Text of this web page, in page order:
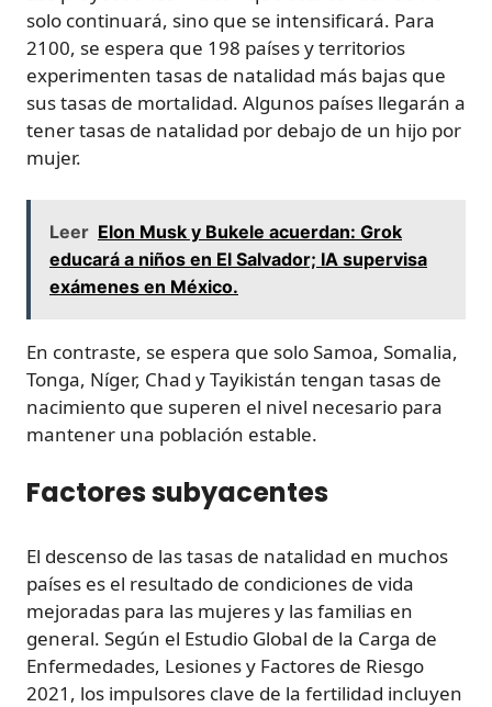
solo continuará, sino que se intensificará. Para
2100, se espera que 198 países y territorios
experimenten tasas de natalidad más bajas que
sus tasas de mortalidad. Algunos países llegarán a
tener tasas de natalidad por debajo de un hijo por
mujer.
Leer Elon Musk y Bukele acuerdan: Grok
educará a niños en El Salvador; IA supervisa
exámenes en México.
En contraste, se espera que solo Samoa, Somalia,
Tonga, Níger, Chad y Tayikistán tengan tasas de
nacimiento que superen el nivel necesario para
mantener una población estable.
Factores subyacentes
El descenso de las tasas de natalidad en muchos
países es el resultado de condiciones de vida
mejoradas para las mujeres y las familias en
general. Según el Estudio Global de la Carga de
Enfermedades, Lesiones y Factores de Riesgo
2021, los impulsores clave de la fertilidad incluyen